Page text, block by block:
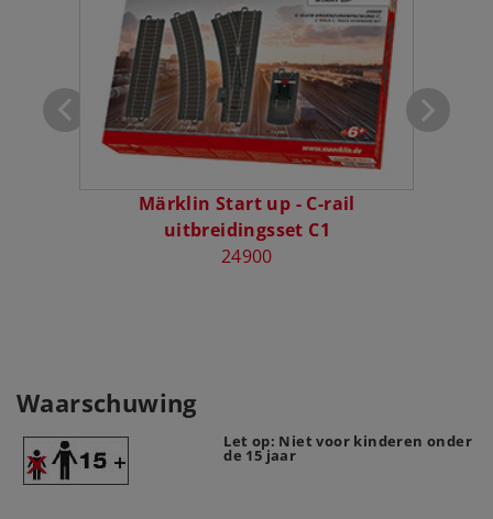
Märklin Start up - C-rail
uitbreidingsset C1
24900
Waarschuwing
Let op: Niet voor kinderen onder
de 15 jaar